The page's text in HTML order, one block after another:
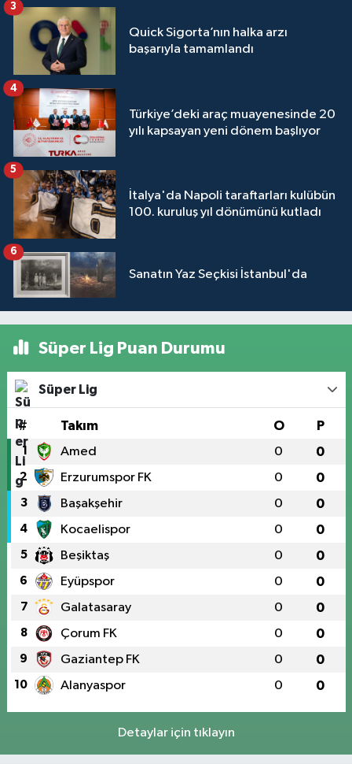
Quick Sigorta’nın halka arzı
başarıyla tamamlandı
3
Türkiye’deki araç muayenesinde 20
yılı kapsayan yeni dönem başlıyor
4
İtalya'da Napoli taraftarları kulübün
100. kuruluş yıl dönümünü kutladı
5
Sanatın Yaz Seçkisi İstanbul'da
6
Süper Lig Puan Durumu
Süper Lig
# Takım O P
1 Amed 0 0
2 Erzurumspor FK 0 0
3 Başakşehir 0 0
4 Kocaelispor 0 0
5 Beşiktaş 0 0
6 Eyüpspor 0 0
7 Galatasaray 0 0
8 Çorum FK 0 0
9 Gaziantep FK 0 0
10 Alanyaspor 0 0
Detaylar için tıklayın